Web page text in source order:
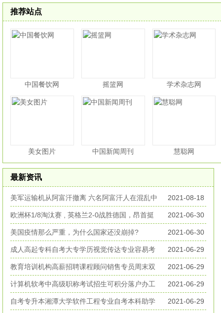
推荐站点
中国餐饮网 摇篮网 学术杂志网
美女图片 中国新闻周刊 慧聪网
最新资讯
美军运输机从阿富汗撤离 六名阿富汗人在混乱中
丧生
2021-08-18
欧洲杯1/8淘汰赛 , 英格兰2-0战胜德国，昂首挺
进欧洲杯八强
2021-06-30
美国疫情那么严重，为什么国家还没崩掉? 2021-06-30
成人高起专科自考大专学历视觉传达专业容易考
好毕业
2021-06-29
教育培训机构高薪招聘课程顾问销售专员周末双
休无加班
2021-06-29
计算机软考中高级职称考试招生可积分落户办工
作居住证
2021-06-29
自考专升本湘潭大学软件工程专业自考本科助学 2021-06-29